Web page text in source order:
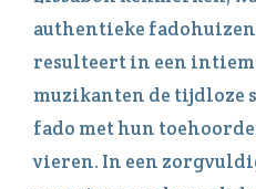
authentieke
resulteert in een
muzikanten de tijdloze
fado met hun
vieren. In een